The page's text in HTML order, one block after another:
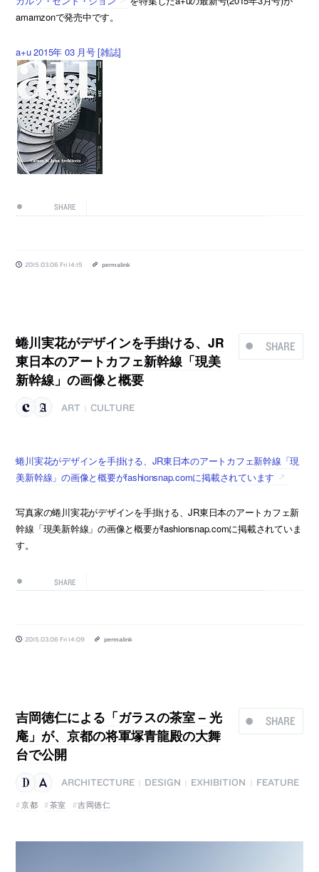
amamzonで発売中です。
a+u 2015年 03 月号 [雑誌]
SHARE
2015.03.06 Fri 14:15 permalink
SHARE
蜷川実花がデザインを手掛ける、JR
東日本のアートカフェ新幹線「現美
新幹線」の画像と概要
ART CULTURE
蜷川実花がデザインを手掛ける、JR東日本のアートカフェ新幹線「現
美新幹線」の画像と概要がfashionsnap.comに掲載されています
写真家の蜷川実花がデザインを手掛ける、JR東日本のアートカフェ新
幹線「現美新幹線」の画像と概要がfashionsnap.comに掲載されていま
す。
SHARE
2015.03.06 Fri 14:09 permalink
SHARE
吉岡徳仁による「ガラスの茶室 – 光
庵」が、京都の将軍塚青龍殿の大舞
台で公開
ARCHITECTURE DESIGN EXHIBITION
FEATURE
京都
茶室 吉岡徳仁